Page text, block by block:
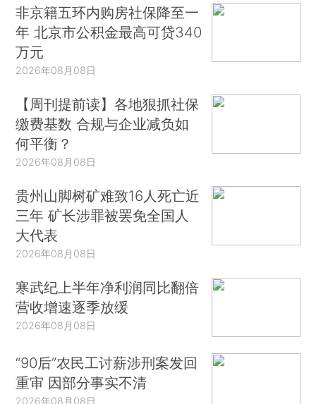
非京籍五环内购房社保降至一
年 北京市公积金最高可贷340
万元
2026年08月08日
【周刊提前读】各地狠抓社保
缴费基数 合规与企业减负如
何平衡？
2026年08月08日
贵州山脚树矿难致16人死亡近
三年 矿长涉罪被罢免全国人
大代表
2026年08月08日
寒武纪上半年净利润同比翻倍
营收增速逐季放缓
2026年08月08日
“90后”农民工讨薪涉刑案发回
重审 因部分事实不清
2026年08月08日